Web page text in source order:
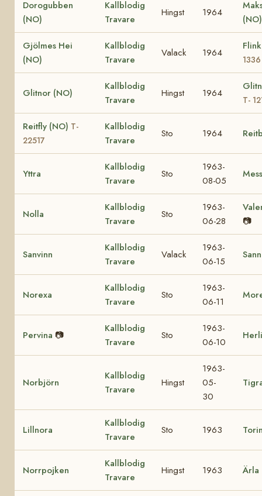
Dorogubben
(NO)
Kallblodig
Travare
Hingst 1964
(NO)
Gjölmes Hei
(NO)
Kallblodig
Travare
Valack 1964
1336
Glitnor (NO)
Kallblodig
Travare
Hingst 1964
T-
Reitfly (NO) T-
22517
Kallblodig
Travare
Sto 1964
Yttra
Kallblodig
Travare
Sto
1963-
08-05
Nolla
Kallblodig
Travare
Sto
1963-
06-28
📷
Sanvinn
Kallblodig
Travare
Valack
1963-
06-15
Norexa
Kallblodig
Travare
Sto
1963-
06-11
Pervina 📷
Kallblodig
Travare
Sto
1963-
06-10
Norbjörn
Kallblodig
Travare
Hingst
1963-
05-
30
Lillnora
Kallblodig
Travare
Sto 1963
Norrpojken
Kallblodig
Travare
Hingst 1963 Ärla